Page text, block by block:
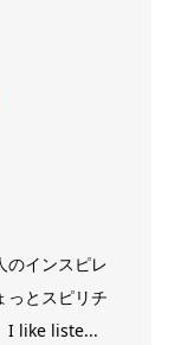
のインスピレ
っとスピリチ
I like liste...